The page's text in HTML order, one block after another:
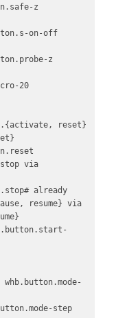
z
on-off
z
20
reset}
via
already
resume} via
step